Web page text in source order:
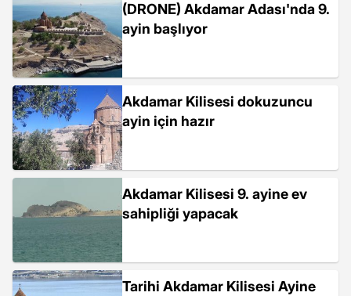
(DRONE) Akdamar Adası'nda 9.
ayin başlıyor
Akdamar Kilisesi dokuzuncu
ayin için hazır
Akdamar Kilisesi 9. ayine ev
sahipliği yapacak
Tarihi Akdamar Kilisesi Ayine